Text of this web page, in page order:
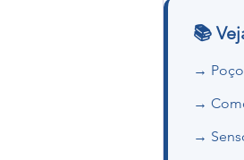
📚
→ Poço
→
→